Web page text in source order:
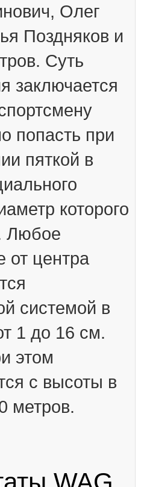
Олег
Поздняков и
Суть
заключается
попасть при
пяткой в
которого
Любое
от центра
системой в
1 до 16 см.
этом
с высоты в
метров.